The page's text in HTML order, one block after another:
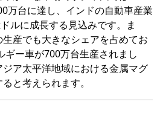
万台に達し、インドの自動車産業
ルに成長する見込みです。ま
産でも大きなシェアを占めてお
ギー車が700万台生産されまし
ア太平洋地域における金属マグ
と考えられます。